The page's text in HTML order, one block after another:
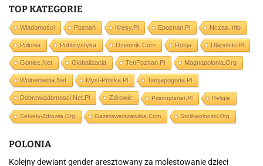
TOP KATEGORIE
Wiadomości Poznań Kresy.pl Epoznan.pl Nczas.info
Polonia Publicystyka Dziennik.com Rosja Dlapolski.pl
Goniec.net Globalizacja TenPoznan.pl Magnapolonia.org
Wolnemedia.net Mysl-Polska.pl Twojapogoda.pl
Dobrewiadomosci.net.pl Zdrowie Prisonplanet.pl Religia
Sekrety-Zdrowia.org Gazetawarszawska.com Stolikwolnosci.org
POLONIA
Kolejny dewiant gender aresztowany za molestowanie dzieci